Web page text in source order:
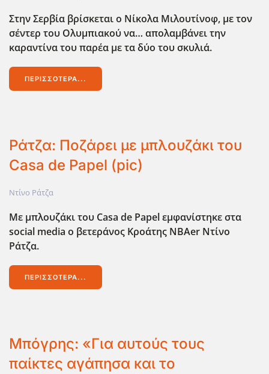
Στην Σερβία βρίσκεται ο Νίκολα Μιλουτίνοφ, με τον
σέντερ του Ολυμπιακού να… απολαμβάνει την
καραντίνα του παρέα με τα δύο του σκυλιά.
ΠΕΡΙΣΣΌΤΕΡΑ...
Ράτζα: Ποζάρει με μπλουζάκι του
Casa de Papel (pic)
Ντίνο Ράτζα
Με μπλουζάκι του Casa de Papel εμφανίστηκε στα
social media ο βετεράνος Κροάτης NBAer Ντίνο
Ράτζα.
ΠΕΡΙΣΣΌΤΕΡΑ...
Μπόγρης: «Για αυτούς τους
παίκτες αγάπησα και το